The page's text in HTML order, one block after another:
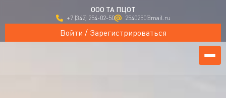
ООО ТА ПЦОТ
+7 (342) 254-02-50 2540250@mail.ru
Войти / Зарегистрироваться